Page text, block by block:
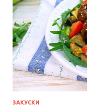
ЗАКУСКИ